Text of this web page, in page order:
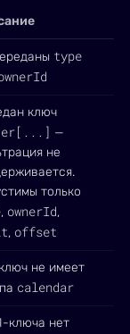
type
ключ
—
не
только
, ownerId,
, offset
не имеет
calendar
ключа нет